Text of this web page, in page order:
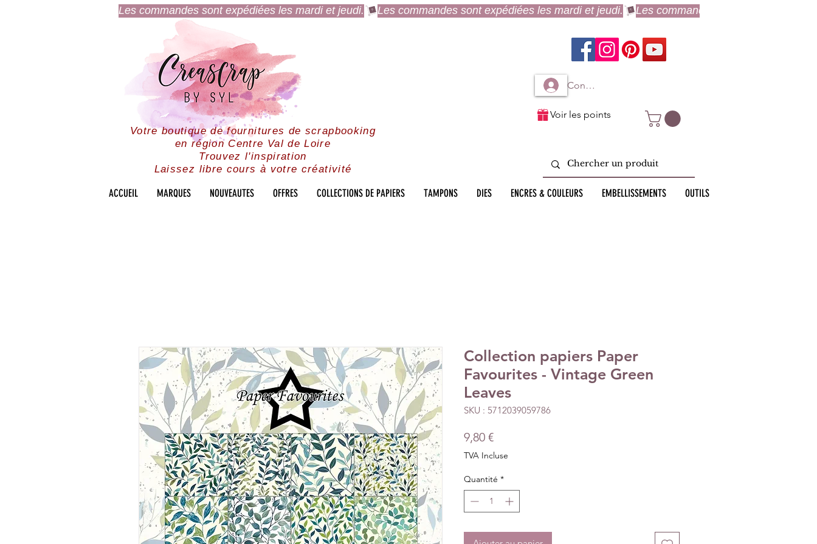
Les commandes sont expédiées les mardi et jeudi.
Votre boutique de fournitures de scrapbooking
en région Centre Val de Loire
Trouvez l'inspiration
Laissez libre cours à votre créativité
Connexion à mon compte
Voir les points
ACCUEIL MARQUES NOUVEAUTES OFFRES COLLECTIONS DE PAPIERS TAMPONS DIES ENCRES & COULEURS EMBELLISSEMENTS OUTILS
Collection papiers Paper
Favourites - Vintage Green
Leaves
SKU : 5712039059786
9,80 €Prix
TVA Incluse
Quantité *